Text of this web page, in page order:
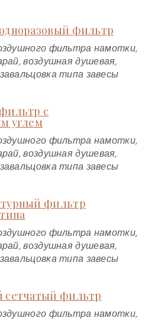
фильтр
фильтра намотки,
воздушная душевая,
типа завесы
с
углем
фильтра намотки,
воздушная душевая,
типа завесы
фильтр
фильтра намотки,
воздушная душевая,
типа завесы
сетчатый фильтр
фильтра намотки,